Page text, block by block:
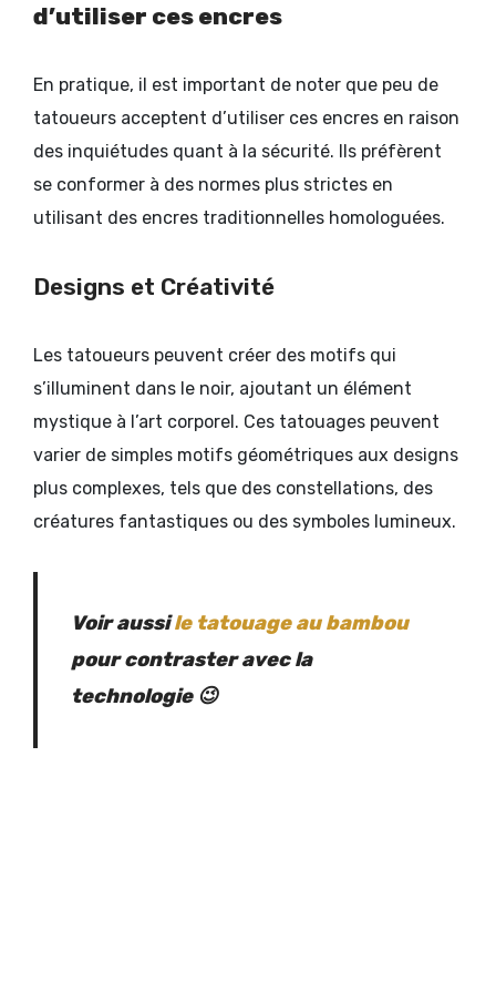
d’utiliser ces encres
En pratique, il est important de noter que peu de
tatoueurs acceptent d’utiliser ces encres en raison
des inquiétudes quant à la sécurité. Ils préfèrent
se conformer à des normes plus strictes en
utilisant des encres traditionnelles homologuées.
Designs et Créativité
Les tatoueurs peuvent créer des motifs qui
s’illuminent dans le noir, ajoutant un élément
mystique à l’art corporel. Ces tatouages peuvent
varier de simples motifs géométriques aux designs
plus complexes, tels que des constellations, des
créatures fantastiques ou des symboles lumineux.
Voir aussile tatouage au bambou
pour contraster avec la
technologie 😉